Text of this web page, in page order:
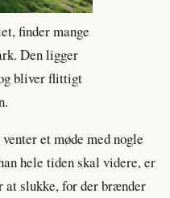
finder mange
Den ligger
bliver flittigt
et møde med nogle
hele tiden skal videre, er
at slukke, for der brænder